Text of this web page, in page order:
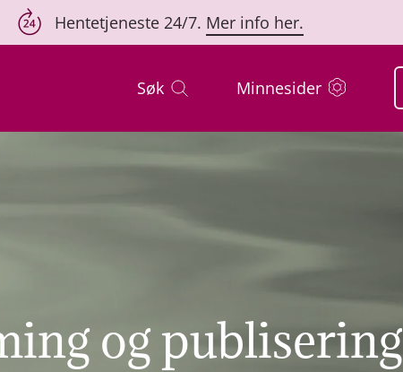
Hentetjeneste 24/7. Mer info her.
Søk Minnesider
og publisering